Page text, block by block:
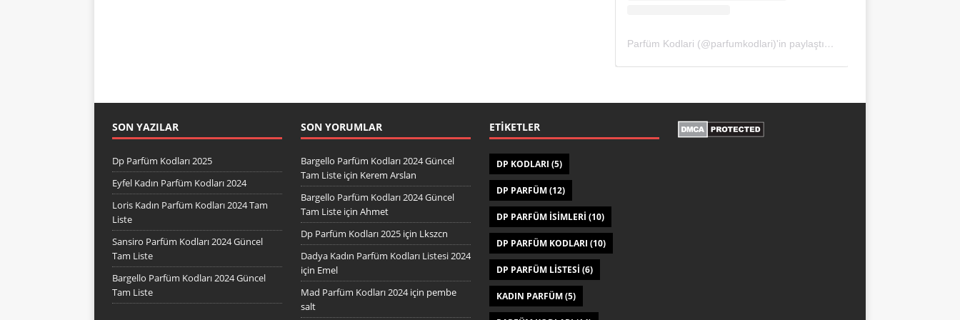
Parfüm Kodlari (@parfumkodlari)'in paylaştığı bir gönderi
SON YAZILAR
Dp Parfüm Kodları 2025
Eyfel Kadın Parfüm Kodları 2024
Loris Kadın Parfüm Kodları 2024 Tam
Liste
Sansiro Parfüm Kodları 2024 Güncel
Tam Liste
Bargello Parfüm Kodları 2024 Güncel
Tam Liste
SON YORUMLAR
Bargello Parfüm Kodları 2024 Güncel
Tam Listeiçin Kerem Arslan
Bargello Parfüm Kodları 2024 Güncel
Tam Listeiçin Ahmet
Dp Parfüm Kodları 2025için Lkszcn
Dadya Kadın Parfüm Kodları Listesi 2024
için Emel
Mad Parfüm Kodları 2024için pembe
salt
ETIKETLER
DP KODLARI (5)
DP PARFÜM(12)
DP PARFÜM ISIMLERI (10)
DP PARFÜM KODLARI (10)
DP PARFÜM LISTESI (6)
KADIN PARFÜM(5)